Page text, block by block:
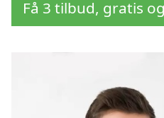
Få 3 tilbud, gratis